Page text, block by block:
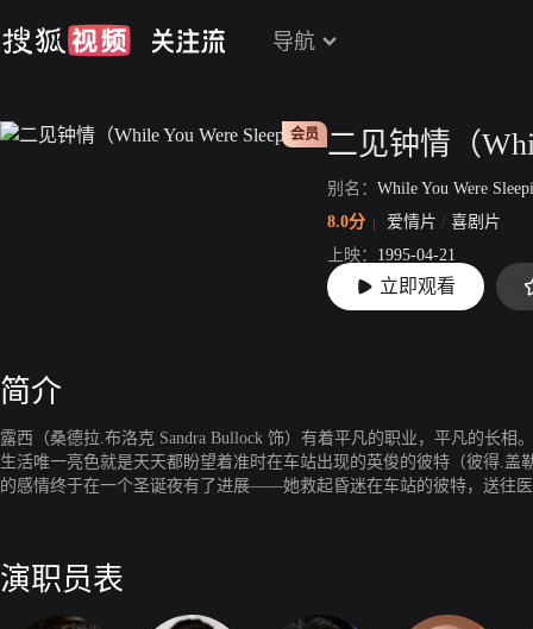
导航
会员
别名： While You Were
8.0分
爱情片 / 喜剧片
上映： 1995-04-21
片长： 99分0秒
立即观看
简介
露西（桑德拉.布洛克 Sandra Bullock 饰）有着平凡的职业，平凡的长相
生活唯一亮色就是天天都盼望着准时在车站出现的英俊的彼特（彼得.盖
的感情终于在一个圣诞夜有了进展——她救起昏迷在车站的彼特，送往
于寻获自己的幸福。
演职员表